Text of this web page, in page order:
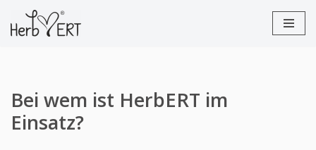
Zum
Bei wem ist HerbERT im
Einsatz?